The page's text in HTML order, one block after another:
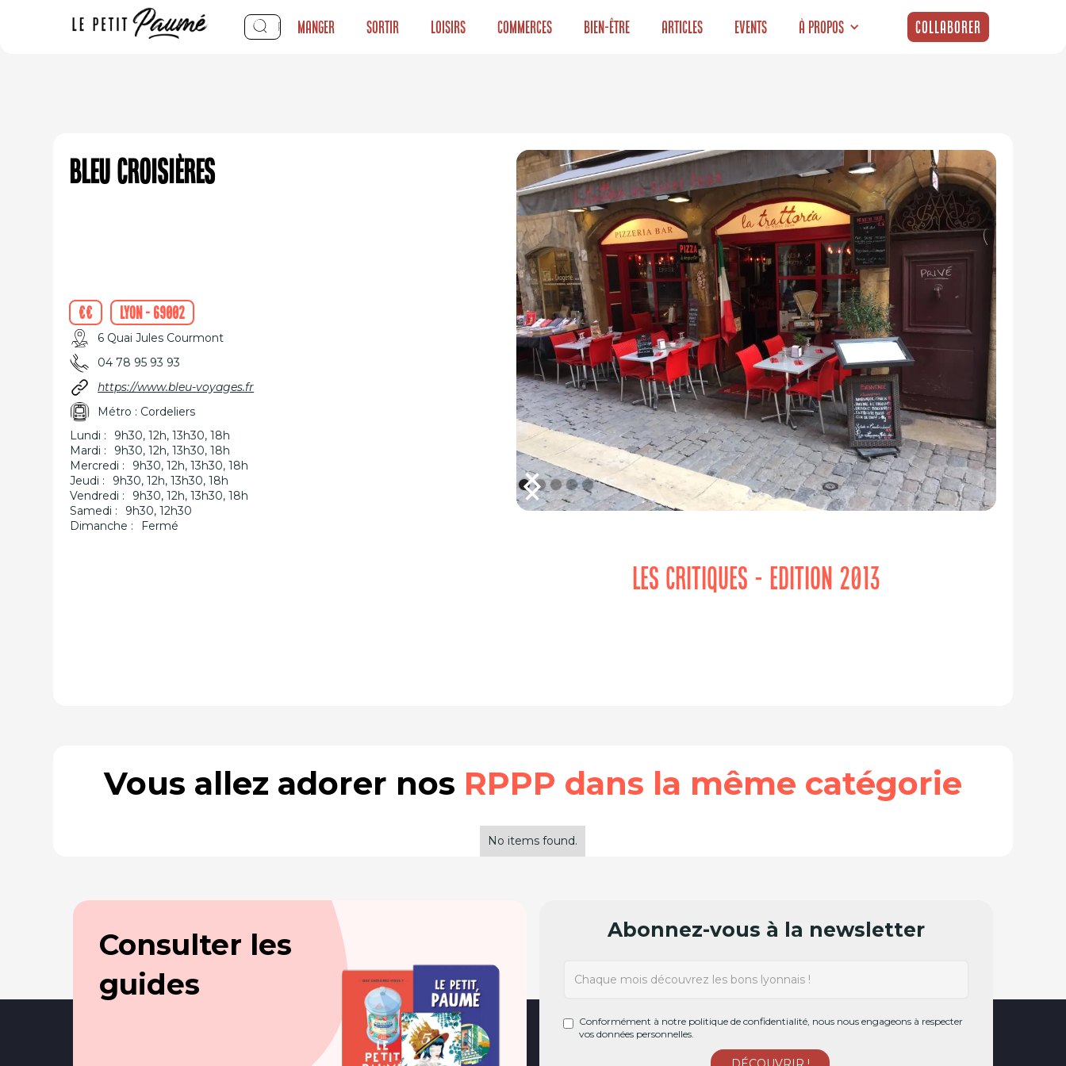
Manger Sortir Loisirs Commerces Bien-être Articles Events À propos Collaborer
Bleu Croisières
€€ Lyon - 69002
6 Quai Jules Courmont
04 78 95 93 93
https://www.bleu-voyages.fr
Métro : Cordeliers
Lundi :
9h30, 12h, 13h30, 18h
Mardi :
9h30, 12h, 13h30, 18h
Mercredi :
9h30, 12h, 13h30, 18h
Jeudi :
9h30, 12h, 13h30, 18h
Vendredi :
9h30, 12h, 13h30, 18h
Samedi :
9h30, 12h30
Dimanche :
Fermé
LES CRITIQUES - EDITION 2013
Vous allez adorer nos RPPP dans la même catégorie
No items found.
Consulter les
guides
Abonnez-vous à la newsletter
Conformément à notre politique de confidentialité, nous nous engageons à respecter
vos données personnelles.